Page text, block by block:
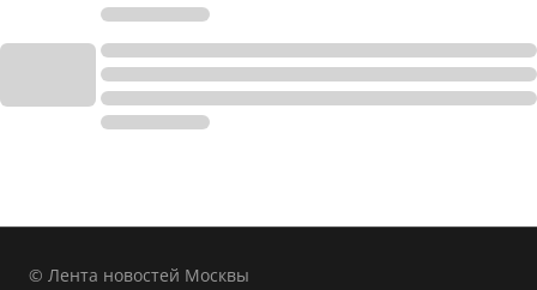
© Лента новостей Москвы